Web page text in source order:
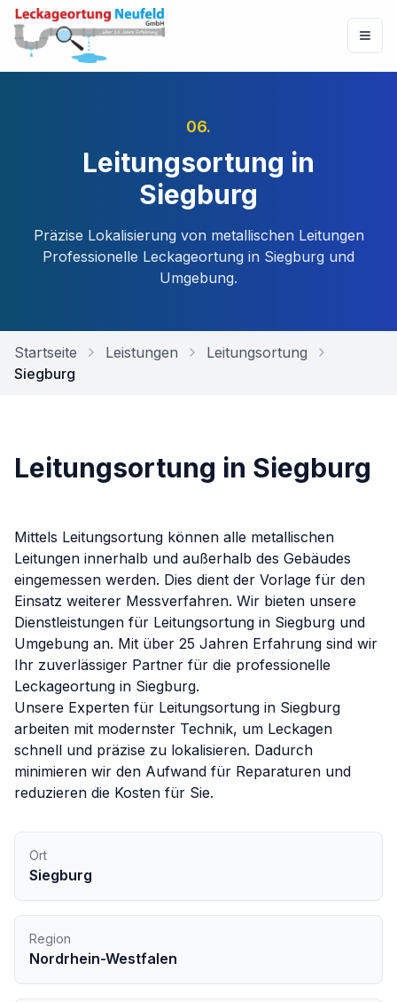
06.
Leitungsortung in
Siegburg
Präzise Lokalisierung von metallischen Leitungen
Professionelle Leckageortung in Siegburg und
Umgebung.
Startseite Leistungen
Leitungsortung
Siegburg
Leitungsortung in Siegburg
Mittels Leitungsortung können alle metallischen
Leitungen innerhalb und außerhalb des Gebäudes
eingemessen werden. Dies dient der Vorlage für den
Einsatz weiterer Messverfahren. Wir bieten unsere
Dienstleistungen für Leitungsortung in Siegburg und
Umgebung an. Mit über 25 Jahren Erfahrung sind wir
Ihr zuverlässiger Partner für die professionelle
Leckageortung in Siegburg.
Unsere Experten für Leitungsortung in Siegburg
arbeiten mit modernster Technik, um Leckagen
schnell und präzise zu lokalisieren. Dadurch
minimieren wir den Aufwand für Reparaturen und
reduzieren die Kosten für Sie.
Ort
Siegburg
Region
Nordrhein-Westfalen